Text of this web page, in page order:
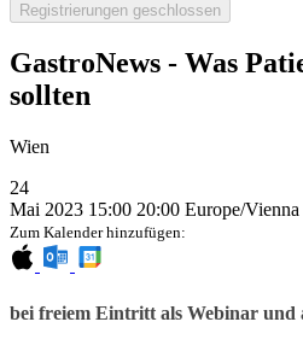
Registrierungen geschlossen
GastroNews - Was
sollten
Wien
24
Mai 2023 15:00 20:00 Europe/Vienna
Zum Kalender hinzufügen:
bei freiem Eintritt als Webinar und